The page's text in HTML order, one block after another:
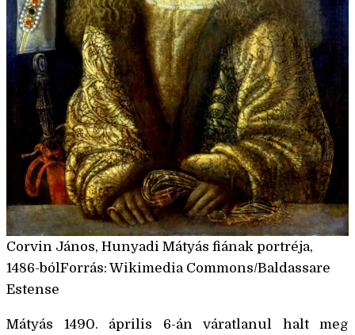
Corvin János, Hunyadi Mátyás fiának portréja,
1486-bólForrás: Wikimedia Commons/Baldassare
Estense
Mátyás 1490. április 6-án váratlanul halt meg